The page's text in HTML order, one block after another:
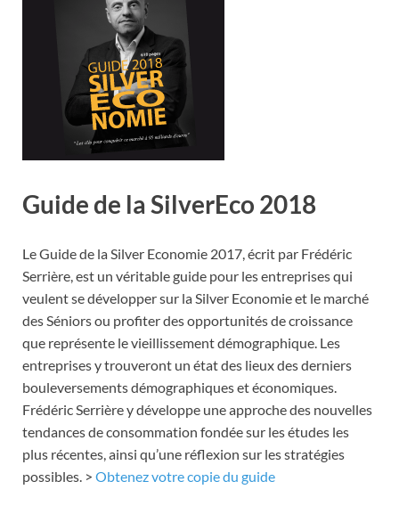
Guide de la SilverEco 2018
Le Guide de la Silver Economie 2017, écrit par Frédéric
Serrière, est un véritable guide pour les entreprises qui
veulent se développer sur la Silver Economie et le marché
des Séniors ou profiter des opportunités de croissance
que représente le vieillissement démographique. Les
entreprises y trouveront un état des lieux des derniers
bouleversements démographiques et économiques.
Frédéric Serrière y développe une approche des nouvelles
tendances de consommation fondée sur les études les
plus récentes, ainsi qu’une réflexion sur les stratégies
possibles. > Obtenez votre copie du guide